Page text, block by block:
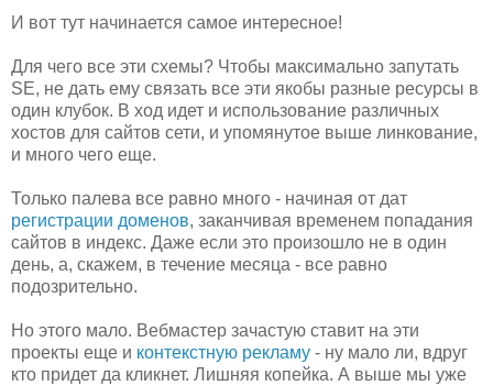
И вот тут начинается самое интересное!
Для чего все эти схемы? Чтобы максимально запутать
SE, не дать ему связать все эти якобы разные ресурсы в
один клубок. В ход идет и использование различных
хостов для сайтов сети, и упомянутое выше линкование,
и много чего еще.
Только палева все равно много - начиная от дат
регистрации доменов, заканчивая временем попадания
сайтов в индекс. Даже если это произошло не в один
день, а, скажем, в течение месяца - все равно
подозрительно.
Но этого мало. Вебмастер зачастую ставит на эти
проекты еще и контекстную рекламу - ну мало ли, вдруг
кто придет да кликнет. Лишняя копейка. А выше мы уже